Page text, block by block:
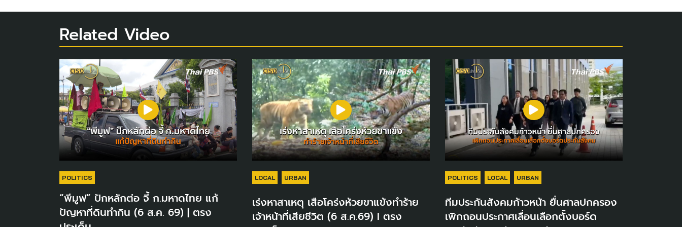
Related Video
POLITICS
“พีมูฟ” ปักหลักต่อ จี้ ก.มหาดไทย แก้
ปัญหาที่ดินทำกิน (6 ส.ค. 69) | ตรง
LOCAL URBAN
เร่งหาสาเหตุ เสือโคร่งห้วยขาแข้งทำร้าย
เจ้าหน้าที่เสียชีวิต (6 ส.ค.69) I ตรง
POLITICS LOCAL URBAN
ทีมประกันสังคมก้าวหน้า ยื่นศาลปกครอง
เพิกถอนประกาศเลื่อนเลือกตั้งบอร์ด